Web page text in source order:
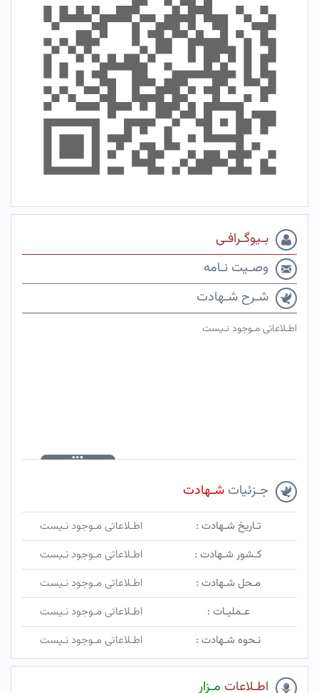
بـیوگـرافـی
وصـیت نـامه
شـرح شـهادت
اطـلاعاتی مـوجود نـیست
جـزئیات شـهادت
تـاریخ شـهادت :
اطـلاعاتی مـوجود نـیست
کـشور شـهادت :
اطـلاعاتی مـوجود نـیست
مـحل شـهادت :
اطـلاعاتی مـوجود نـیست
عـملیـات :
اطـلاعاتی مـوجود نـیست
نـحوه شـهادت :
اطـلاعاتی مـوجود نـیست
اطـلاعات مـزار